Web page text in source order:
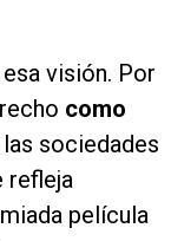
visión. Por
como
sociedades
refleja
película